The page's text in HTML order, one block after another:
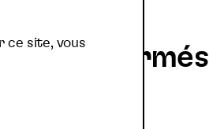
informés
ce site, vous